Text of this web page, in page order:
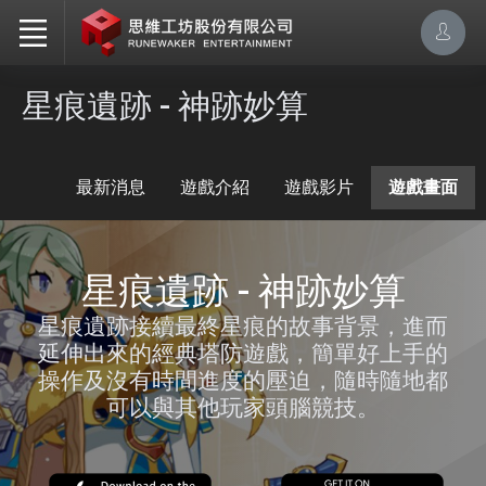
星痕遺跡 - 神跡妙算
最新消息 遊戲介紹 遊戲影片 遊戲畫面
星痕遺跡 - 神跡妙算
星痕遺跡接續最終星痕的故事背景，進而
延伸出來的經典塔防遊戲，簡單好上手的
操作及沒有時間進度的壓迫，隨時隨地都
可以與其他玩家頭腦競技。